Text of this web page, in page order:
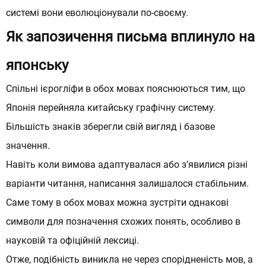
системі вони еволюціонували по-своєму.
Як запозичення письма вплинуло на
японську
Спільні ієрогліфи в обох мовах пояснюються тим, що
Японія перейняла китайську графічну систему.
Більшість знаків зберегли свій вигляд і базове
значення.
Навіть коли вимова адаптувалася або з’явилися різні
варіанти читання, написання залишалося стабільним.
Саме тому в обох мовах можна зустріти однакові
символи для позначення схожих понять, особливо в
науковій та офіційній лексиці.
Отже, подібність виникла не через спорідненість мов, а
Залиште заявку
Заповни форму - ми зв'яжемося з
Вкажіть номер в міжнародному форматі
Залиште заявку
Заповни форму - ми зв'яжемося з
Вкажіть номер в міжнародному форматі